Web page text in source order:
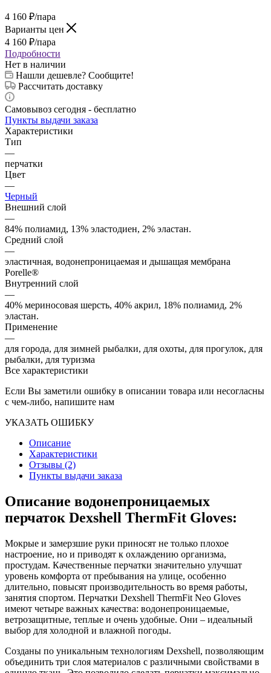
4 160 ₽/пара
Варианты цен
4 160 ₽/пара
Подробности
Нет в наличии
Нашли дешевле? Сообщите!
Рассчитать доставку
Самовывоз сегодня - бесплатно
Пункты выдачи заказа
Характеристики
Тип
—
перчатки
Цвет
—
Черный
Внешний слой
—
84% полиамид, 13% эластодиен, 2% эластан.
Средний слой
—
эластичная, водонепроницаемая и дышащая мембрана
Porelle®
Внутренний слой
—
40% мериносовая шерсть, 40% акрил, 18% полиамид, 2%
эластан.
Применение
—
для города, для зимней рыбалки, для охоты, для прогулок, для
рыбалки, для туризма
Все характеристики
Если Вы заметили ошибку в описании товара или несогласны
с чем-либо, напишите нам
УКАЗАТЬ ОШИБКУ
Описание
Характеристики
Отзывы (2)
Пункты выдачи заказа
Описание водонепроницаемых
перчаток Dexshell ThermFit Gloves:
Мокрые и замерзшие руки приносят не только плохое
настроение, но и приводят к охлаждению организма,
простудам. Качественные перчатки значительно улучшат
уровень комфорта от пребывания на улице, особенно
длительно, повысят производительность во время работы,
занятия спортом. Перчатки Dexshell ThermFit Neo Gloves
имеют четыре важных качества: водонепроницаемые,
ветрозащитные, теплые и очень удобные. Они – идеальный
выбор для холодной и влажной погоды.
Созданы по уникальным технологиям Dexshell, позволяющим
объединить три слоя материалов с различными свойствами в